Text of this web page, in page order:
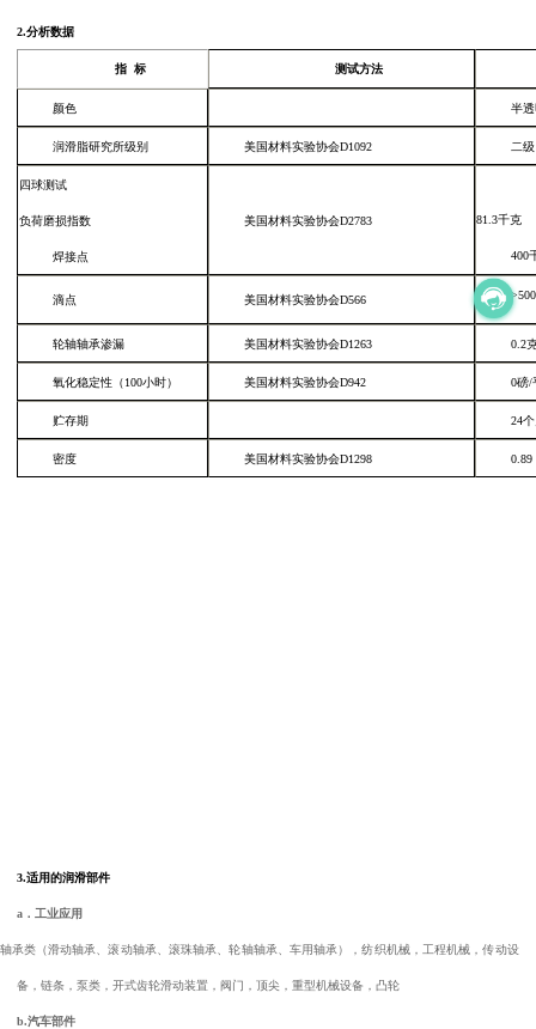
2.分析数据
指 标 测试方法
颜色 半
润滑脂研究所级别 美国材料实验协会D1092 二级
四球测试
负荷磨损指数
焊接点
美国材料实验协会D2783 81.3千克
400
滴点 美国材料实验协会D566 >500
轮轴轴承渗漏 美国材料实验协会D1263 0.2
氧化稳定性（100小时） 美国材料实验协会D942 0磅/
贮存期 24
密度 美国材料实验协会D1298 0.89
3.适用的润滑部件
a ．工业应用
轴承类（滑动轴承、滚动轴承、滚珠轴承、轮轴轴承、车用轴承），纺织机械，工程机械，传动设
备，链条，泵类，开式齿轮滑动装置，阀门，顶尖，重型机械设备，凸轮
b.汽车部件